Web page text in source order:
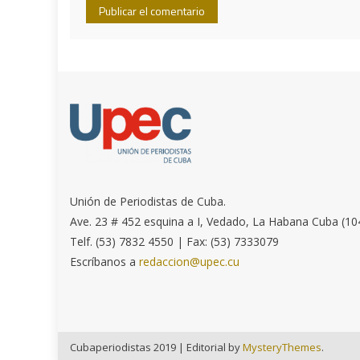
Unión de Periodistas de Cuba.
Ave. 23 # 452 esquina a I, Vedado, La Habana Cuba
Telf. (53) 7832 4550 | Fax: (53) 7333079
Escríbanos aredaccion@upec.cu
Cubaperiodistas 2019 | Editorial byMysteryThemes.